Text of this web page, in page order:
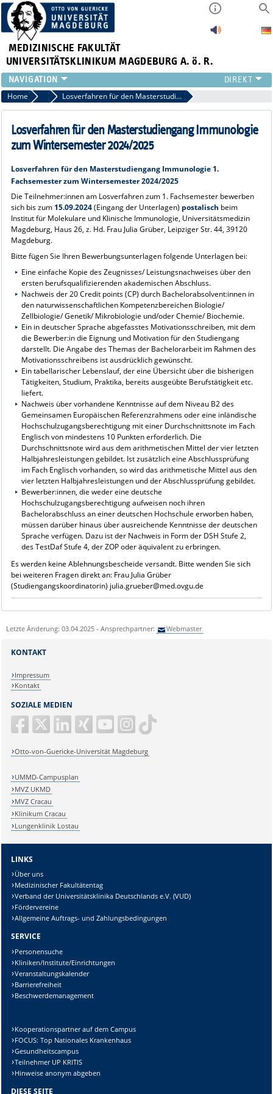
MEDIZINISCHE FAKULTÄT
UNIVERSITÄTSKLINIKUM MAGDEBURG A. ö. R.
INSTITUTE
KLINIKEN
ZENTRALE EINRICHTUNGEN
FORSCHUNG
ÜBER UNS
INTERNATIONAL
INTRANET
Home Aktuelles Losverfahren für den Masterstudiengang Immunologie zum Wintersemester 2024/2025
Losverfahren für den Masterstudiengang Immunologie
zum Wintersemester 2024/2025
Losverfahren für den Masterstudiengang Immunologie 1.
Fachsemester zum Wintersemester 2024/2025
Die Teilnehmer:innen am Losverfahren zum 1. Fachsemester bewerben
sich bis zum 15.09.2024(Eingang der Unterlagen) postalisch beim
Institut für Molekulare und Klinische Immunologie, Universitätsmedizin
Magdeburg, Haus 26, z. Hd. Frau Julia Grüber, Leipziger Str. 44, 39120
Magdeburg.
Bitte fügen Sie Ihren Bewerbungsunterlagen folgende Unterlagen bei:
Eine einfache Kopie des Zeugnisses/ Leistungsnachweises über den
ersten berufsqualifizierenden akademischen Abschluss.
Nachweis der 20 Credit points (CP) durch Bachelorabsolvent:innen in
den naturwissenschaftlichen Kompetenzbereichen Biologie/
Zellbiologie/ Genetik/ Mikrobiologie und/oder Chemie/ Biochemie.
Ein in deutscher Sprache abgefasstes Motivationsschreiben, mit dem
die Bewerber:in die Eignung und Motivation für den Studiengang
darstellt. Die Angabe des Themas der Bachelorarbeit im Rahmen des
Motivationsschreibens ist ausdrücklich gewünscht.
Ein tabellarischer Lebenslauf, der eine Übersicht über die bisherigen
Tätigkeiten, Studium, Praktika, bereits ausgeübte Berufstätigkeit etc.
liefert.
Nachweis über vorhandene Kenntnisse auf dem Niveau B2 des
Gemeinsamen Europäischen Referenzrahmens oder eine inländische
Hochschulzugangsberechtigung mit einer Durchschnittsnote im Fach
Englisch von mindestens 10 Punkten erforderlich. Die
Durchschnittsnote wird aus dem arithmetischen Mittel der vier letzten
Halbjahresleistungen gebildet. Ist zusätzlich eine Abschlussprüfung
im Fach Englisch vorhanden, so wird das arithmetische Mittel aus den
vier letzten Halbjahresleistungen und der Abschlussprüfung gebildet.
Bewerber:innen, die weder eine deutsche
Hochschulzugangsberechtigung aufweisen noch ihren
Bachelorabschluss an einer deutschen Hochschule erworben haben,
müssen darüber hinaus über ausreichende Kenntnisse der deutschen
Sprache verfügen. Dazu ist der Nachweis in Form der DSH Stufe 2,
des TestDaf Stufe 4, der ZOP oder äquivalent zu erbringen.
Es werden keine Ablehnungsbescheide versandt. Bitte wenden Sie sich
bei weiteren Fragen direkt an: Frau Julia Grüber
(Studiengangskoordinatorin) julia.grueber@med.ovgu.de
Letzte Änderung: 03.04.2025 - Ansprechpartner: Webmaster
SOZIALE MEDIEN
Otto-von-Guericke-Universität Magdeburg
KONTAKT
Impressum
Kontakt
UMMD-Campusplan
MVZ UKMD
MVZ Cracau
Klinikum Cracau
Lungenklinik Lostau
LINKS
Über uns
Medizinischer Fakultätentag
Verband der Universitätsklinika Deutschlands e.V. (VUD)
Fördervereine
Allgemeine Auftrags- und Zahlungsbedingungen
SERVICE
Personensuche
Kliniken/Institute/Einrichtungen
Veranstaltungskalender
Barrierefreiheit
Beschwerdemanagement
Kooperationspartner auf dem Campus
FOCUS: Top Nationales Krankenhaus
Gesundheitscampus
Teilnehmer UP KRITIS
Hinweise anonym abgeben
DIESE SEITE